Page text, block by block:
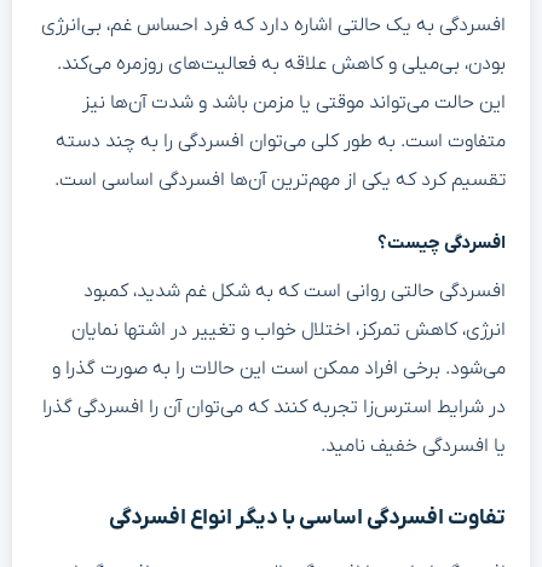
افسردگی به یک حالتی اشاره دارد که فرد احساس غم، بی‌انرژی
بودن، بی‌میلی و کاهش علاقه به فعالیت‌های روزمره می‌کند.
این حالت می‌تواند موقتی یا مزمن باشد و شدت آن‌ها نیز
متفاوت است. به طور کلی می‌توان افسردگی را به چند دسته
تقسیم کرد که یکی از مهم‌ترین آن‌ها افسردگی اساسی است.
افسردگی چیست؟
افسردگی حالتی روانی است که به شکل غم شدید، کمبود
انرژی، کاهش تمرکز، اختلال خواب و تغییر در اشتها نمایان
می‌شود. برخی افراد ممکن است این حالات را به صورت گذرا و
در شرایط استرس‌زا تجربه کنند که می‌توان آن را افسردگی گذرا
یا افسردگی خفیف نامید.
تفاوت افسردگی اساسی با دیگر انواع افسردگی